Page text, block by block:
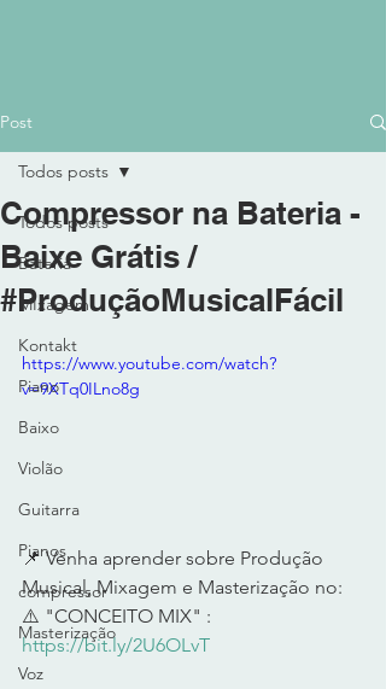
Post
Todos posts
Bateria
MIxagem
Kontakt
Piano
Baixo
Violão
Guitarra
Pianos
compressor
Masterização
Voz
Todos posts
Compressor na Bateria -
Baixe Grátis /
#ProduçãoMusicalFácil
https://www.youtube.com/watch?
v=9XTq0ILno8g
📌 Venha aprender sobre Produção
Musical, Mixagem e Masterização no:
⚠️ "CONCEITO MIX" :
https://bit.ly/2U6OLvT